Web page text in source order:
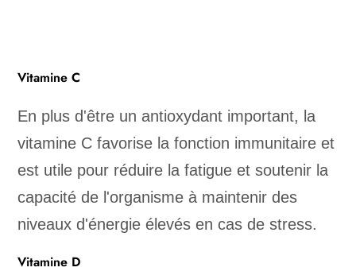
Vitamine C
En plus d'être un antioxydant important, la
vitamine C favorise la fonction immunitaire et
est utile pour réduire la fatigue et soutenir la
capacité de l'organisme à maintenir des
niveaux d'énergie élevés en cas de stress.
Vitamine D